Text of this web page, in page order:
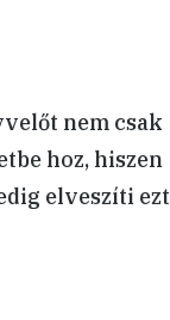
nem csak
hoz, hiszen
elveszíti ezt